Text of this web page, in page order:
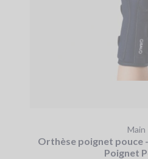
Main
Orthèse poignet pouce
Poignet